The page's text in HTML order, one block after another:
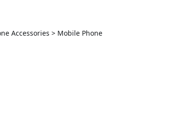
Accessories > Mobile Phone